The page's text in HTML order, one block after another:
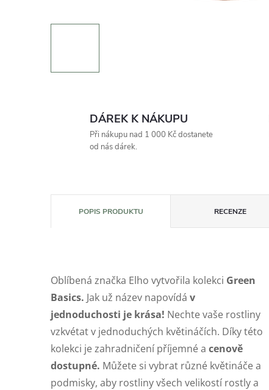
DÁREK K NÁKUPU
Při nákupu nad 1 000 Kč dostanete
od nás dárek.
POPIS PRODUKTU RECENZE
Oblíbená značka Elho vytvořila kolekci Green
Basics. Jak už název napovídá v
jednoduchosti je krása! Nechte vaše rostliny
vzkvétat v jednoduchých květináčích. Díky této
kolekci je zahradničení příjemné a cenově
dostupné. Můžete si vybrat různé květináče a
podmisky, aby rostliny všech velikostí rostly a